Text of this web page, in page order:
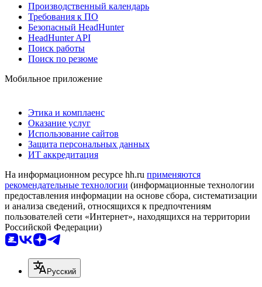
Производственный календарь
Требования к ПО
Безопасный HeadHunter
HeadHunter API
Поиск работы
Поиск по резюме
Мобильное приложение
Этика и комплаенс
Оказание услуг
Использование сайтов
Защита персональных данных
ИТ аккредитация
На информационном ресурсе hh.ru применяются
рекомендательные технологии (информационные технологии
предоставления информации на основе сбора, систематизации
и анализа сведений, относящихся к предпочтениям
пользователей сети «Интернет», находящихся на территории
Российской Федерации)
Русский